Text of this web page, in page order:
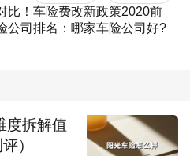
细看，可以选择性的
买。
，全靠它撑着。
比！车险费改新政策2020前
公司排名：哪家车险公司好?
度拆解值
）